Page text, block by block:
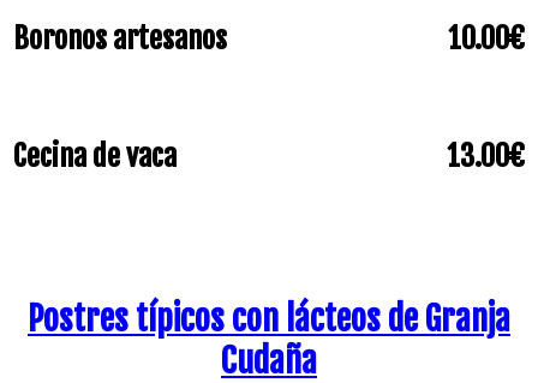
Boronos artesanos 10.00€
Cecina de vaca 13.00€
Postres típicos con lácteos de Granja
Cudaña